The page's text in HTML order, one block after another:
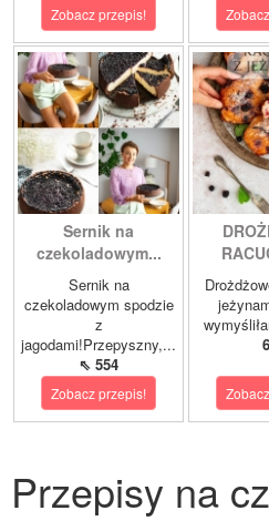
Zobacz przepis!
Sernik na
czekoladowym...
Sernik na
czekoladowym spodzie
z
jagodami!Przepyszny,...
⇖ 554
Zobacz przepis!
Przepisy na